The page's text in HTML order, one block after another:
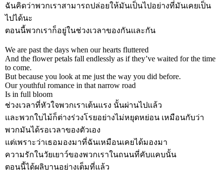
ฉันคิดว่าพวกเราสามารถปล่อยให้มันเป็นไปอย่างที่มันเคยเป็น
ไปได้นะ
ตอนนี้พวกเราก็อยู่ในช่วงเวลาของกันและกัน
We are past the days when our hearts fluttered
And the flower petals fall endlessly as if they’ve waited for the time
to come.
But because you look at me just the way you did before.
Our youthful romance in that narrow road
Is in full bloom
ช่วงเวลาที่หัวใจพวกเราเต้นแรง นั้นผ่านไปแล้ว
และพวกใบไม้ก็ต่างร่วงโรยอย่างไม่หยุดหย่อน เหมือนกับว่า
พวกมันได้รอเวลาของตัวเอง
แต่เพราะว่าเธอมองมาที่ฉันเหมือนเคยได้มองมา
ความรักในวัยเยาว์ของพวกเราในถนนที่คับแคบนั้น
ตอนนี้ได้ผลิบานอย่างเต็มที่แล้ว